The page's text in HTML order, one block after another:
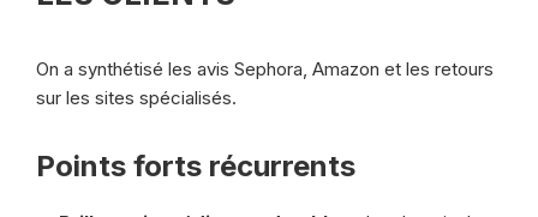
On a synthétisé les avis Sephora, Amazon et les retours
sur les sites spécialisés.
Points forts récurrents